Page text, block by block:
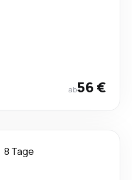
ab56 €
8 Tage